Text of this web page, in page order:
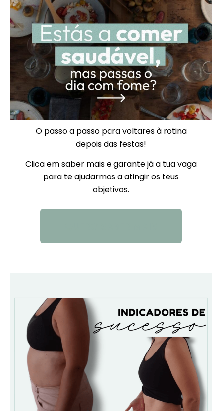
O passo a passo para voltares à rotina
depois das festas!
Clica em saber mais e garante já a tua vaga
para te ajudarmos a atingir os teus
objetivos.